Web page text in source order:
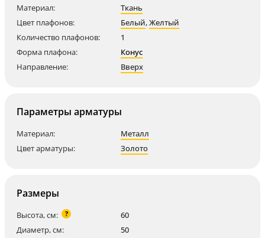
Материал:
Ткань
Цвет плафонов:
Белый,Желтый
Количество плафонов:
1
Форма плафона:
Конус
Направление:
Вверх
Параметры арматуры
Материал:
Металл
Цвет арматуры:
Золото
Размеры
Высота, см: ?
60
Диаметр, см:
50